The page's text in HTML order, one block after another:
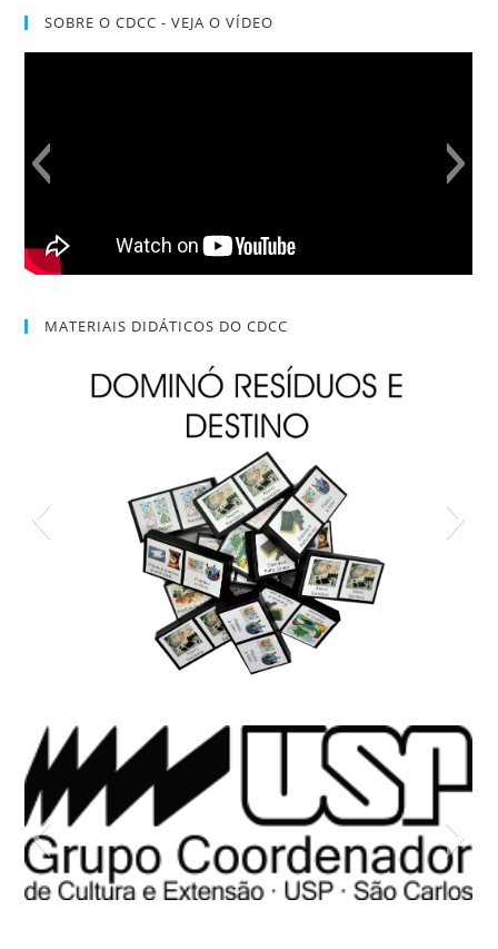
SOBRE O CDCC - VEJA O VÍDEO
MATERIAIS DIDÁTICOS DO CDCC